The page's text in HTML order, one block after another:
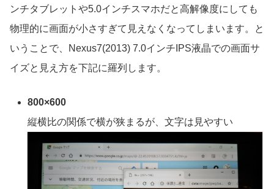
ンチタブレットや5.0インチスマホだと高解像度にしても
物理的に画面が小さすぎて見えなくなってしまいます。と
いうことで、Nexus7(2013) 7.0インチIPS液晶での画面サ
イズと見え方を下記に羅列します。
800×600
縦横比の関係で横が狭まるが、文字は見やすい